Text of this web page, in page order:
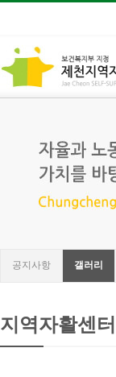
공지사항 갤러리
지역자활센터